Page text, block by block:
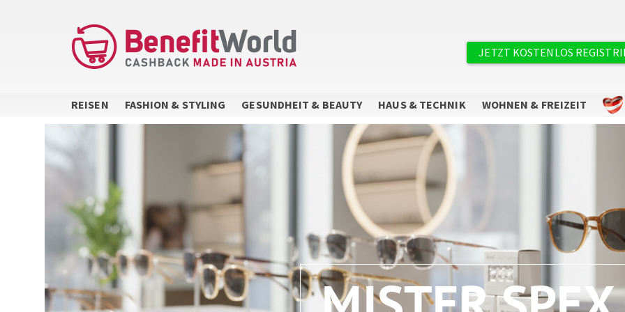
Benutzermenü
JETZT KOSTENLOS
REISEN FASHION & STYLING GESUNDHEIT & BEAUTY HAUS & TECHNIK WOHNEN & FREIZEIT
Sie wollen keine Angebote mehr
verpassen?
Abonnieren Sie unseren Newsletter.